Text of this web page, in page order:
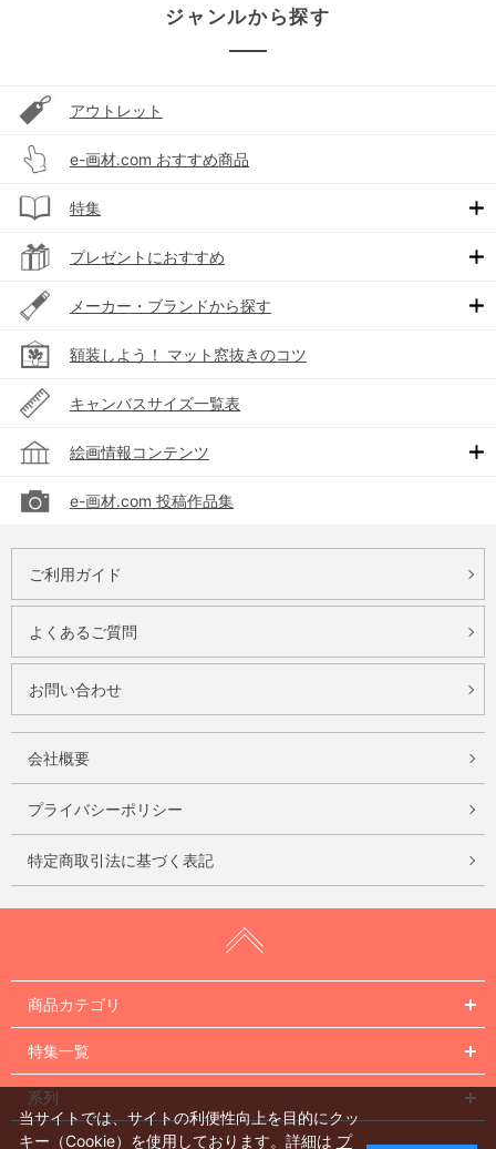
ジャンルから探す
アウトレット
e-画材.com おすすめ商品
特集
プレゼントにおすすめ
メーカー・ブランドから探す
額装しよう！ マット窓抜きのコツ
キャンバスサイズ一覧表
絵画情報コンテンツ
e-画材.com 投稿作品集
ご利用ガイド
よくあるご質問
お問い合わせ
会社概要
プライバシーポリシー
特定商取引法に基づく表記
商品カテゴリ
特集一覧
系列
当サイトでは、サイトの利便性向上を目的にクッ
キー（Cookie）を使用しております。詳細は プ